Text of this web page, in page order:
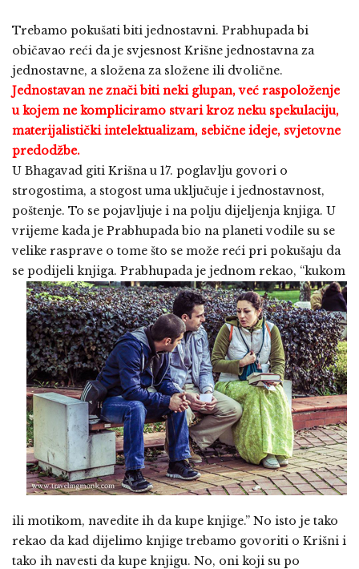
Trebamo pokušati biti jednostavni. Prabhupada bi
običavao reći da je svjesnost Krišne jednostavna za
jednostavne, a složena za složene ili dvolične.
Jednostavan ne znači biti neki glupan, već raspoloženje
u kojem ne kompliciramo stvari kroz neku spekulaciju,
materijalistički intelektualizam, sebične ideje, svjetovne
predodžbe.
U Bhagavad giti Krišna u 17. poglavlju govori o
strogostima, a stogost uma uključuje i jednostavnost,
poštenje. To se pojavljuje i na polju dijeljenja knjiga. U
vrijeme kada je Prabhupada bio na planeti vodile su se
velike rasprave o tome što se može reći pri pokušaju da
se podijeli knjiga. Prabhupada je jednom rekao, “kukom
ili motikom, navedite ih da kupe knjige.” No isto je tako
rekao da kad dijelimo knjige trebamo govoriti o Krišni i
tako ih navesti da kupe knjigu. No, oni koji su po